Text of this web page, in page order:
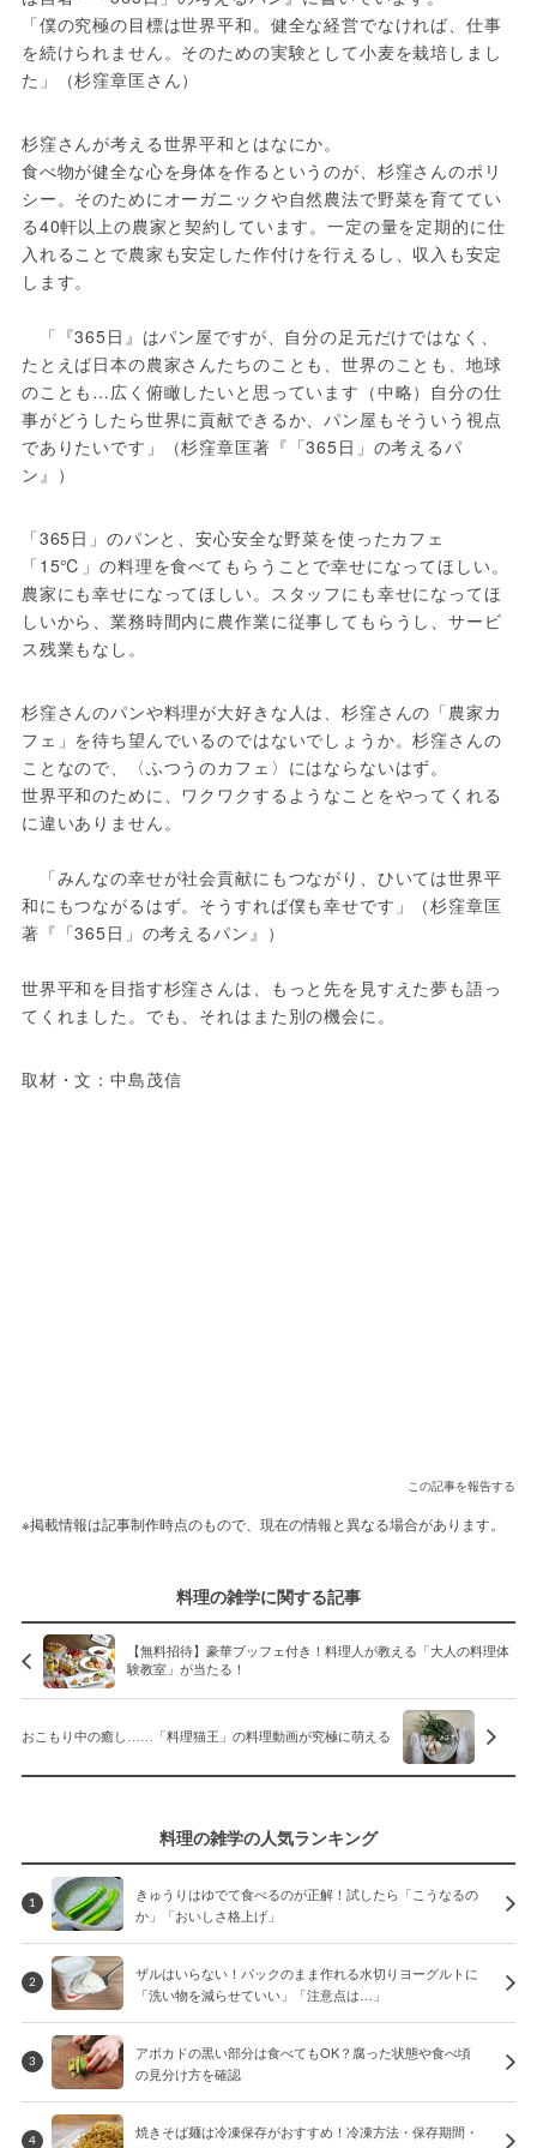
「僕の究極の目標は世界平和。健全な経営でなければ、仕事
を続けられません。そのための実験として小麦を栽培しまし
た」（杉窪章匡さん）
杉窪さんが考える世界平和とはなにか。
食べ物が健全な心を身体を作るというのが、杉窪さんのポリ
シー。そのためにオーガニックや自然農法で野菜を育ててい
る40軒以上の農家と契約しています。一定の量を定期的に仕
入れることで農家も安定した作付けを行えるし、収入も安定
します。
「『365日』はパン屋ですが、自分の足元だけではなく、
たとえば日本の農家さんたちのことも、世界のことも、地球
のことも…広く俯瞰したいと思っています（中略）自分の仕
事がどうしたら世界に貢献できるか、パン屋もそういう視点
でありたいです」（杉窪章匡著『「365日」の考えるパ
「365日」のパンと、安心安全な野菜を使ったカフェ
「15℃」の料理を食べてもらうことで幸せになってほしい。
農家にも幸せになってほしい。スタッフにも幸せになってほ
しいから、業務時間内に農作業に従事してもらうし、サービ
ス残業もなし。
杉窪さんのパンや料理が大好きな人は、杉窪さんの「農家カ
フェ」を待ち望んでいるのではないでしょうか。杉窪さんの
ことなので、〈ふつうのカフェ〉にはならないはず。
世界平和のために、ワクワクするようなことをやってくれる
に違いありません。
「みんなの幸せが社会貢献にもつながり、ひいては世界平
和にもつながるはず。そうすれば僕も幸せです」（杉窪章匡
著『「365日」の考えるパン』）
世界平和を目指す杉窪さんは、もっと先を見すえた夢も語っ
てくれました。でも、それはまた別の機会に。
取材・文：中島茂信
この記事を報告する
※掲載情報は記事制作時点のもので、現在の情報と異なる場合があります。
料理の雑学に関する記事
【無料招待】豪華ブッフェ付き！料理人が教える「大人の料理体
験教室」が当たる！
おこもり中の癒し……「料理猫王」の料理動画が究極に萌える
料理の雑学の人気ランキング
1
きゅうりはゆでて食べるのが正解！試したら「こうなるの
か」「おいしさ格上げ」
2
ザルはいらない！パックのまま作れる水切りヨーグルトに
「洗い物を減らせていい」「注意点は…」
3
アボカドの黒い部分は食べてもOK？腐った状態や食べ頃
の見分け方を確認
4
焼きそば麺は冷凍保存がおすすめ！冷凍方法・保存期間・